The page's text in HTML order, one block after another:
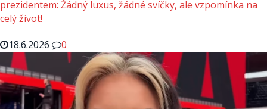
prezidentem: Žádný luxus, žádné svíčky, ale vzpomínka na
celý život!
18.6.2026
0